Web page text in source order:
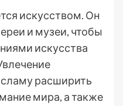
искусством. Он
и музеи, чтобы
искусства
расширить
мира, а также